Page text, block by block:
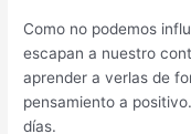
Como no podemos
escapan a nuestro
aprender a verlas de
pensamiento a
días.